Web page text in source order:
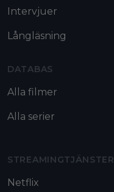
Intervjuer
Långläsning
DATABAS
Alla filmer
Alla serier
STREAMINGTJÄNSTER
Netflix